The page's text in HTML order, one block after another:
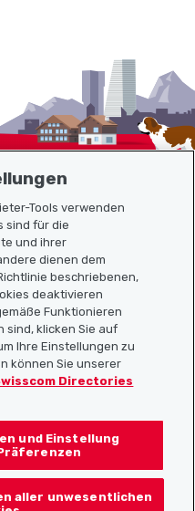
Tools verwenden
sind für die
und ihrer
dienen dem
beschriebenen,
deaktivieren
Funktionieren
sind, klicken Sie auf
Ihre Einstellungen zu
können Sie unserer
Directories
und Einstellung
aller unwesentlichen